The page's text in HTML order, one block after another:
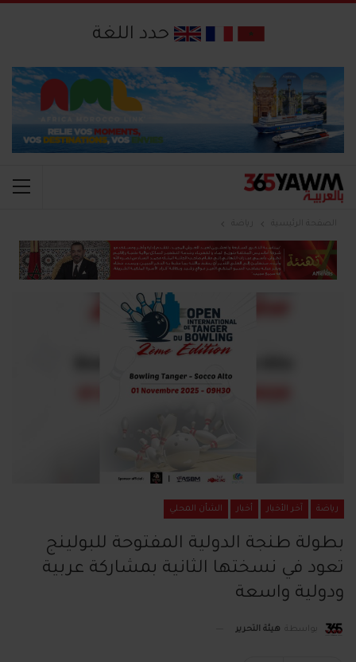
حدد اللغة
الصفحة الرئيسية
رياضة آخر الأخبار أخبار الشأن المحلي
بطولة طنجة الدولية المفتوحة للبولينج
تعود في نسختها الثانية بمشاركة عربية
ودولية واسعة
بواسطة هيئة التحرير